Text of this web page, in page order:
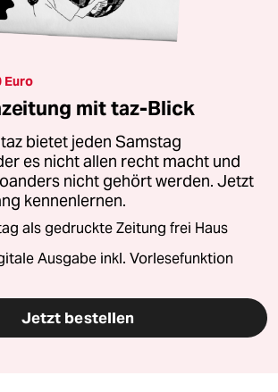
Euro
mit taz-Blick
bietet jeden Samstag
es nicht allen recht macht und
nicht gehört werden. Jetzt
kennenlernen.
als gedruckte Zeitung frei Haus
Ausgabe inkl. Vorlesefunktion
Jetzt bestellen